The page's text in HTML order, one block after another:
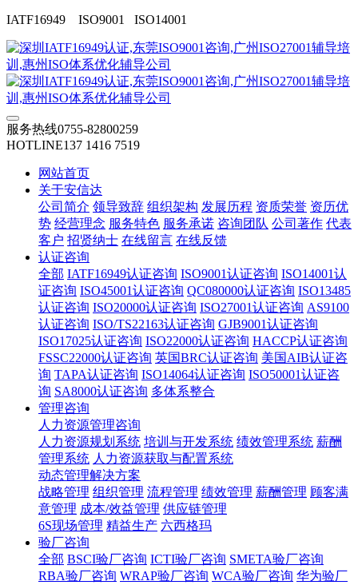
IATF16949 ISO9001 ISO14001
服务热线0755-82800259
HOTLINE137 1416 7519
网站首页
关于安信达
公司简介 领导致辞 组织架构 发展历程 资质荣誉 资历优
势 经营理念 服务特色 服务承诺 咨询团队 公司著作 代表
客户 招贤纳士 在线留言 在线反馈
认证咨询
全部 IATF16949认证咨询 ISO9001认证咨询 ISO14001认
证咨询 ISO45001认证咨询 QC080000认证咨询 ISO13485
认证咨询 ISO20000认证咨询 ISO27001认证咨询 AS9100
认证咨询 ISO/TS22163认证咨询 GJB9001认证咨询
ISO17025认证咨询 ISO22000认证咨询 HACCP认证咨询
FSSC22000认证咨询 英国BRC认证咨询 美国AIB认证咨
询 TAPA认证咨询 ISO14064认证咨询 ISO50001认证咨
询 SA8000认证咨询 多体系整合
管理咨询
人力资源管理咨询
人力资源规划系统 培训与开发系统 绩效管理系统 薪酬
管理系统 人力资源获取与配置系统
动态管理解决方案
战略管理 组织管理 流程管理 绩效管理 薪酬管理 顾客满
意管理 成本/效益管理 供应链管理
6S现场管理 精益生产 六西格玛
验厂咨询
全部 BSCI验厂咨询 ICTI验厂咨询 SMETA验厂咨询
RBA验厂咨询 WRAP验厂咨询 WCA验厂咨询 华为验厂